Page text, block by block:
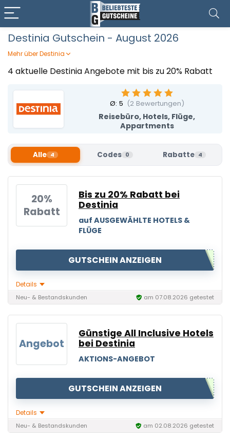
Destinia Gutschein - August 2026
Mehr über Destinia
Bei Destinia entdeckt ihr eine große Auswahl an Hotels,
Flügen und Reiseangeboten weltweit – von entspannten
Strandurlauben bis zu aufregenden Städtereisen. Ob
individuell oder als Paket gebucht, hier findet ihr flexible
Optionen für jedes Budget und Reiseziel. Mit einem
Destinia Gutschein von Beliebteste Gutscheine könnt ihr
eure nächste Reise mit attraktivem Vorteil buchen.
4 aktuelle Destinia Angebote mit bis zu 20% Rabatt
Reisebüro, Hotels, Flüge,
Appartments
Ø: 5 (2Bewertungen)
Alle 4 Codes 0 Rabatte 4
20%
Rabatt
Bis zu 20% Rabatt bei
Destinia
auf AUSGEWÄHLTE HOTELS &
FLÜGE
GUTSCHEIN ANZEIGEN
Details
Neu- & Bestandskunden am 07.08.2026 getestet
Angebot
Günstige All Inclusive Hotels
bei Destinia
AKTIONS-ANGEBOT
GUTSCHEIN ANZEIGEN
Details
Neu- & Bestandskunden am 02.08.2026 getestet